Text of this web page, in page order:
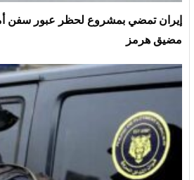
إيران تمضي بمشروع لحظر عبور سفن
مضيق هرمز